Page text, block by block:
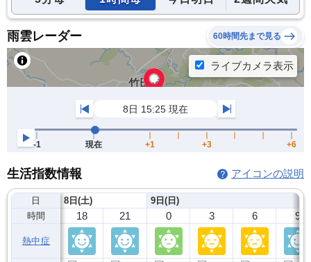
雨雲レーダー 60時間先まで見る
生活指数情報 アイコンの説明
日
時間
熱中症
8日(土)
18 21
9日(日)
0 3 6 9